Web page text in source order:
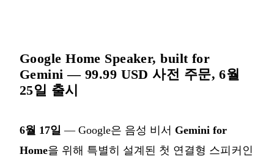
Google Home Speaker, built for
Gemini — 99.99 USD 사전 주문, 6월
25일 출시
6월 17일 — Google은 음성 비서 Gemini for
Home을 위해 특별히 설계된 첫 연결형 스피커인